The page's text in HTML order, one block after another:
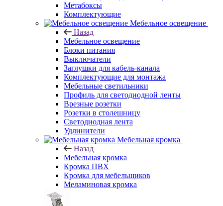
Метабоксы
Комплектующие
Мебельное освещение
Назад
Мебельное освещение
Блоки питания
Выключатели
Заглушки для кабель-канала
Комплектующие для монтажа
Мебельные светильники
Профиль для светодиодной ленты
Врезные розетки
Розетки в столешницу
Светодиодная лента
Удлинители
Мебельная кромка
Назад
Мебельная кромка
Кромка ПВХ
Кромка для мебельщиков
Меламиновая кромка